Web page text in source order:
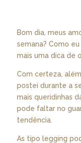
Bom dia, meus
semana? Como
mais uma dica de
Com certeza,
postei durante a
mais queridinhas
pode faltar no
tendência.
As tipo legging